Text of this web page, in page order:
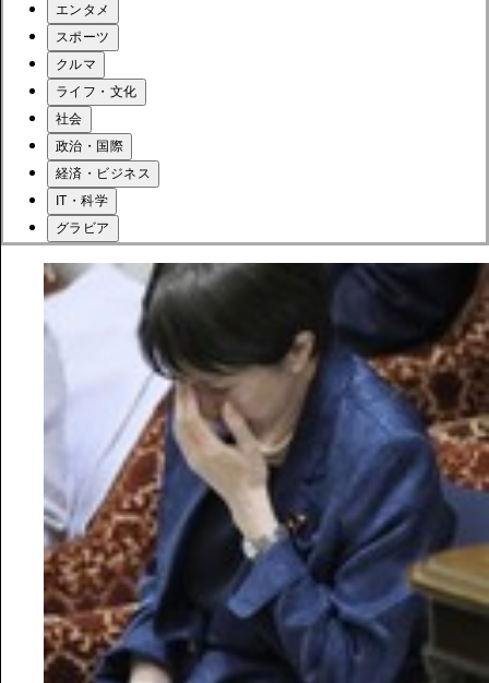
エンタメ
スポーツ
クルマ
ライフ・文化
社会
政治・国際
経済・ビジネス
IT・科学
グラビア